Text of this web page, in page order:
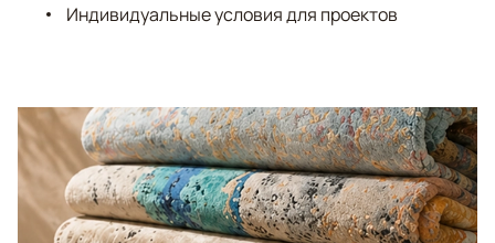
Индивидуальные условия для проектов